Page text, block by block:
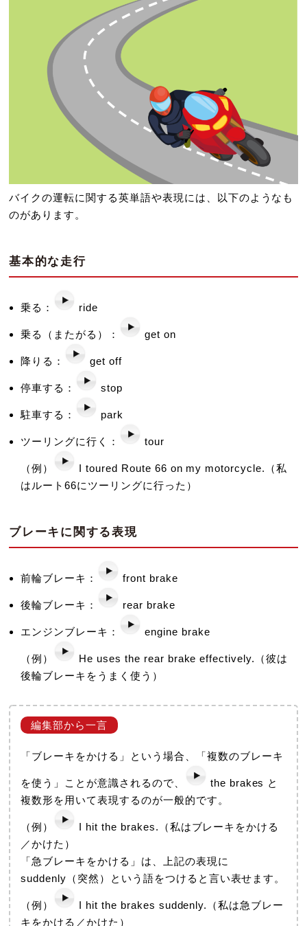
バイクの運転に関する英単語や表現には、以下のようなも
のがあります。
基本的な走行
乗る： ride
乗る（またがる）： get on
降りる： get off
停車する： stop
駐車する： park
ツーリングに行く： tour
（例）
I toured Route 66 on my motorcycle.（私
はルート66にツーリングに行った）
ブレーキに関する表現
前輪ブレーキ： front brake
後輪ブレーキ： rear brake
エンジンブレーキ： engine brake
（例）
He uses the rear brake effectively.（彼は
後輪ブレーキをうまく使う）
「ブレーキをかける」という場合、「複数のブレーキ
を使う」ことが意識されるので、
the brakes と
複数形を用いて表現するのが一般的です。
（例）
I hit the brakes.（私はブレーキをかける
／かけた）
「急ブレーキをかける」は、上記の表現に
suddenly（突然）という語をつけると言い表せます。
（例）
I hit the brakes suddenly.（私は急ブレー
キをかける／かけた）